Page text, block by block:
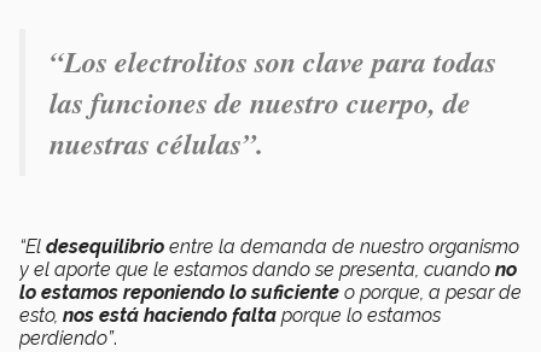
“Los electrolitos son clave para todas
las funciones de nuestro cuerpo, de
nuestras células”.
“El desequilibrio entre la demanda de nuestro organismo
y el aporte que le estamos dando se presenta, cuando no
lo estamos reponiendo lo suficiente o porque, a pesar de
esto, nos está haciendo falta porque lo estamos
perdiendo”.